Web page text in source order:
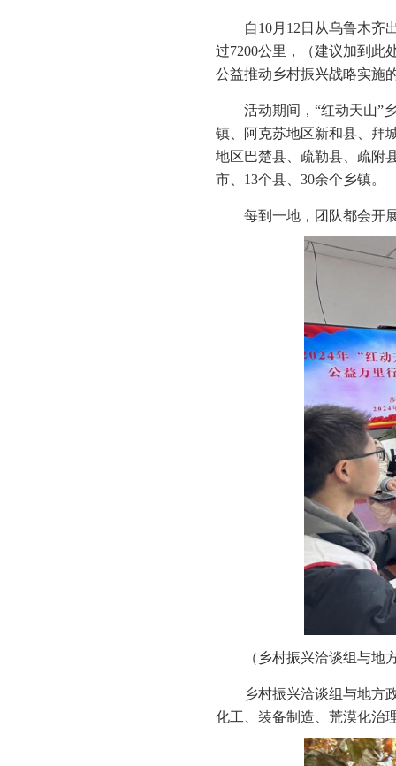
自10月12日从乌鲁木齐
过7200公里，（建议加到此
公益推动乡村振兴战略实施
活动期间，“红动天山”
镇、阿克苏地区新和县、拜
地区巴楚县、疏勒县、疏附
市、13个县、30余个乡镇。
每到一地，团队都会开
（乡村振兴洽谈组与地
乡村振兴洽谈组与地方
化工、装备制造、荒漠化治